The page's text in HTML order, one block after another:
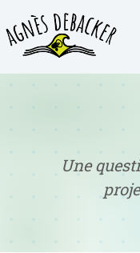
contenu
Une